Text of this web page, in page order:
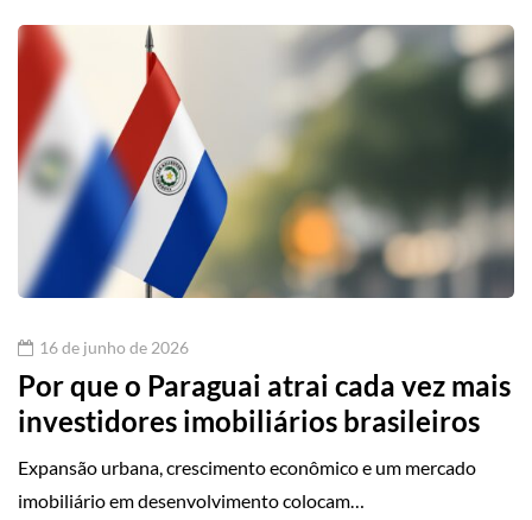
16 de junho de 2026
Por que o Paraguai atrai cada vez mais
investidores imobiliários brasileiros
Expansão urbana, crescimento econômico e um mercado
imobiliário em desenvolvimento colocam…